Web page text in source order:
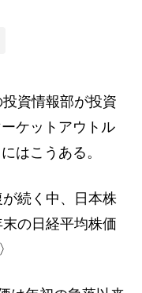
資情報部が投資
ケットアウトル
はこうある。
が続く中、日本株
の日経平均株価